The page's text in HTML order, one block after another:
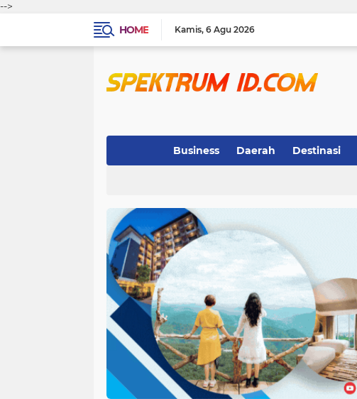
-->
HOME
Kamis 6 Agu 2026
Business Daerah Destinasi